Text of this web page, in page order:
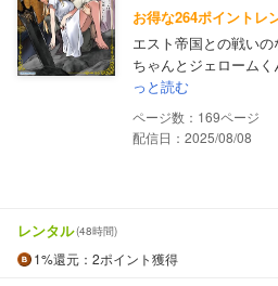
お得な264ポイントレ
エスト帝国との戦い
ちゃんとジェローム
っと読む
169
配信日：2025/08/08
レンタル(48時間)
1%還元 ：2ポイント獲得